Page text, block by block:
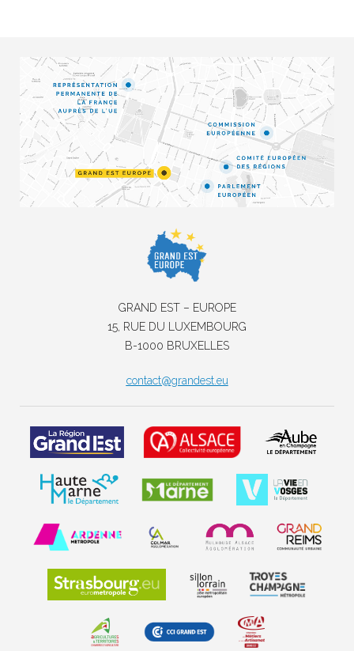
GRAND EST – EUROPE
15, RUE DU LUXEMBOURG
B-1000 BRUXELLES
contact@grandest.eu